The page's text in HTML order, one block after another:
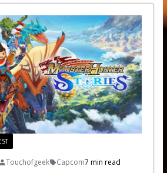
Touchofgeek Capcom7 min read